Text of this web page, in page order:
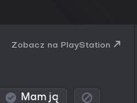
Zobacz na PlayStation
Mam ją